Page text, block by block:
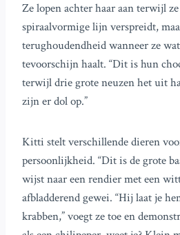
Ze lopen achter haar aan terwijl
spiraalvormige lijn verspreidt,
terughoudendheid wanneer ze
tevoorschijn haalt. “Dit is hun
terwijl drie grote neuzen het uit
zijn er dol op.”
Kitti stelt verschillende dieren
persoonlijkheid. “Dit is de grote
wijst naar een rendier met een
afbladderend gewei. “Hij laat je
krabben,” voegt ze toe en